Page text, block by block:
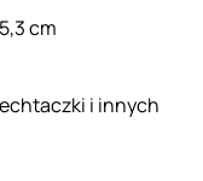
cm
i innych